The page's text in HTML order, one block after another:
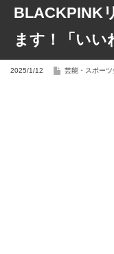
BLACKPINK
ます！「いい
2025/1/12 芸能・スポーツ